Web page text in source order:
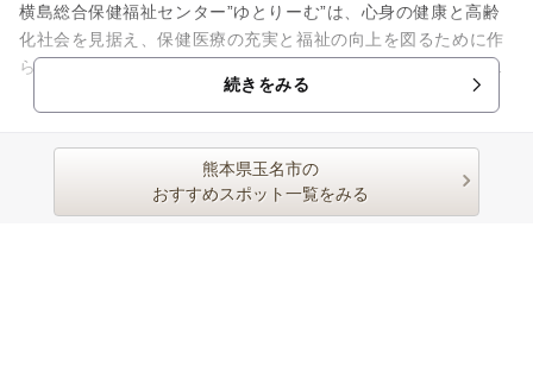
横島総合保健福祉センター”ゆとりーむ”は、心身の健康と高齢
化社会を見据え、保健医療の充実と福祉の向上を図るために作
られた総合保健福祉センターです。各種検診・予防接種などの
実施と、福祉に関する相談...続きをみる
熊本県玉名市の
おすすめスポット一覧をみる